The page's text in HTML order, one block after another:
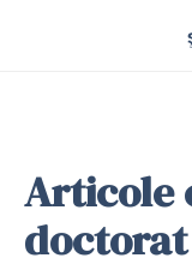
Articole
doctorat